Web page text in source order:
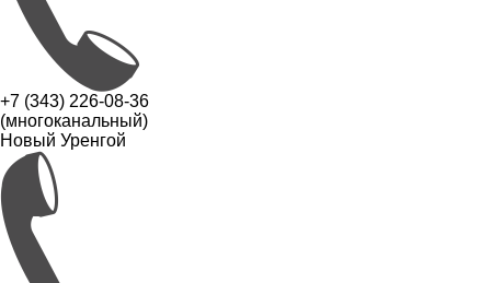
+7 (343) 226-08-36
(многоканальный)
Новый Уренгой